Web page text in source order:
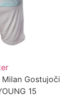
Gostujoči
15